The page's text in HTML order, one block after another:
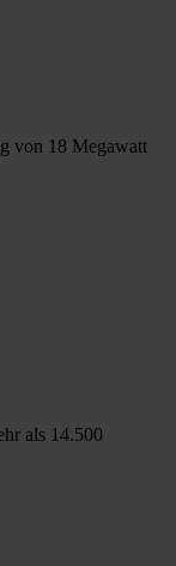
von 18 Megawatt
als 14.500